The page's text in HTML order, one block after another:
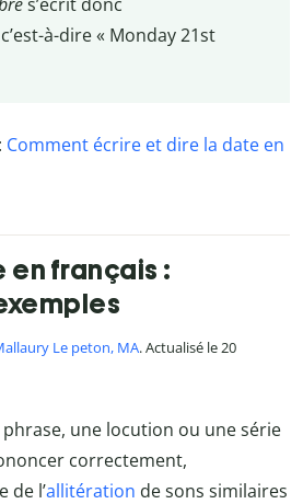
à-dire « Monday 21st
Comment écrire et dire la date en
en français :
Le peton, MA. Actualisé le 20
une locution ou une série
correctement,
de l’allitération de sons similaires